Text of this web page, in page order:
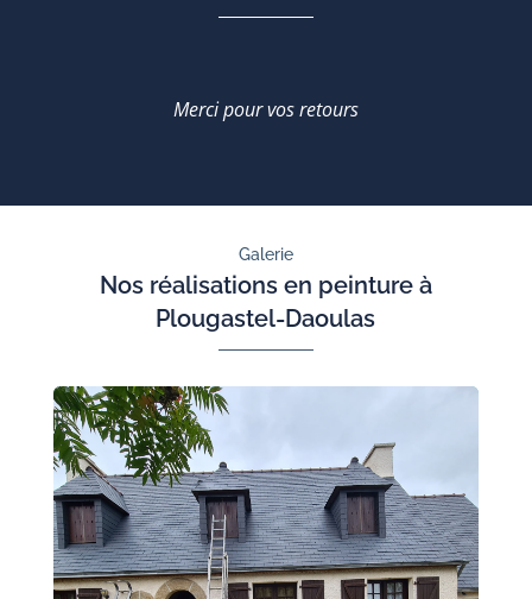
Merci pour vos retours
Galerie
Nos réalisations en peinture à
Plougastel-Daoulas